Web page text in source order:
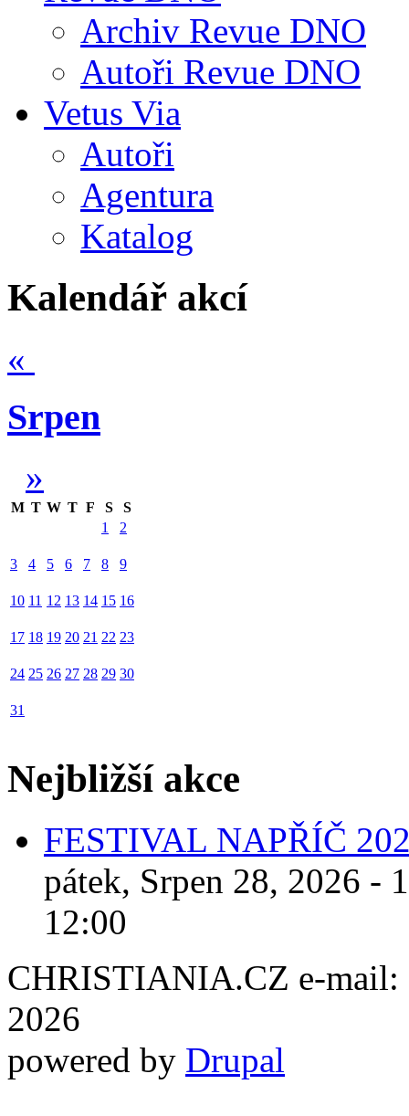
Archiv Revue DNO
Autoři Revue DNO
Vetus Via
Autoři
Agentura
Katalog
Kalendář akcí
«
Srpen
»
M T W T F S
S
1
2
3 4 5 6 7 8 9
10 11 12 13 14 15 16
17 18 19 20 21 22 23
24 25 26 27 28 29 30
31
Nejbližší akce
FESTIVAL NAPŘÍČ
pátek, Srpen 28, 2026 -
12:00
CHRISTIANIA.CZ e-mail:
2026
powered by Drupal